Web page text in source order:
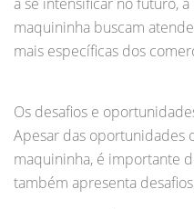
maquininha buscam
mais específicas dos
Os desafios e
Apesar das oportunidades
maquininha, é importante
também apresenta desafios